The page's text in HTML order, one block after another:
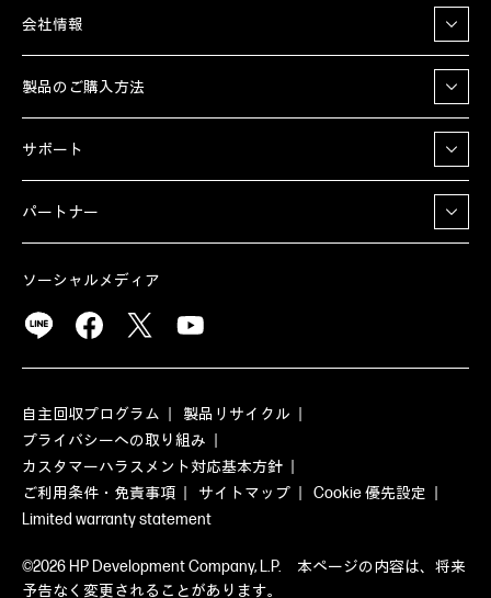
会社情報
製品のご購入方法
サポート
パートナー
ソーシャルメディア
自主回収プログラム
製品リサイクル
プライバシーへの取り組み
カスタマーハラスメント対応基本方針
ご利用条件・免責事項
サイトマップ
Cookie 優先設定
Limited warranty statement
©2026 HP Development Company, L.P. 本ページの内容は、将来
予告なく変更されることがあります。